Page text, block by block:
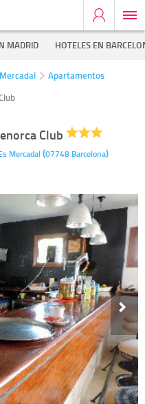
MADRID HOTELES EN
Apartamentos
Club
Mercadal(07748 Barcelona)